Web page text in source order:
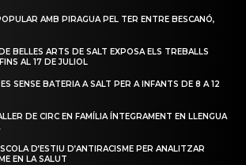
AMB PIRAGUA PEL TER ENTRE BESCANÓ,
BELLES ARTS DE SALT EXPOSA ELS TREBALLS
AL 17 DE JULIOL
SENSE BATERIA A SALT PER A INFANTS DE 8 A 12
DE CIRC EN FAMÍLIA ÍNTEGRAMENT EN LLENGUA
D’ESTIU D’ANTIRACISME PER ANALITZAR
EN LA SALUT